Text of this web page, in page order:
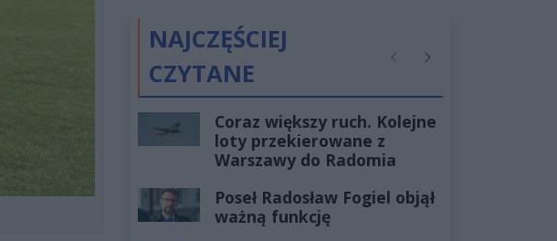
NAJCZĘŚCIEJ
CZYTANE
PoprzednieNastępne
Coraz większy ruch. Kolejne
loty przekierowane z
Warszawy do Radomia
Poseł Radosław Fogiel objął
ważną funkcję